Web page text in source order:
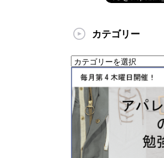
カテゴリー